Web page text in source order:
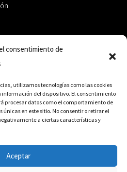
consentimiento de
utilizamos tecnologías como las cookies
del dispositivo. El consentimiento
procesar datos como el comportamiento de
en este sitio. No consentir o retirar el
a ciertas características y
Aceptar